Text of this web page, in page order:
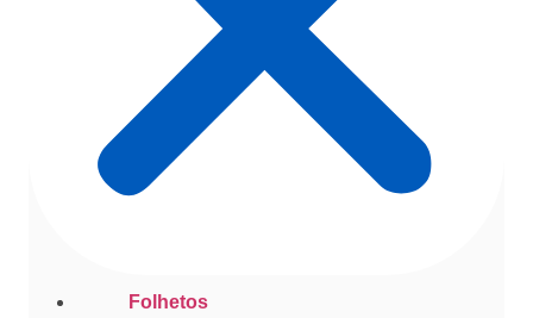
Folhetos